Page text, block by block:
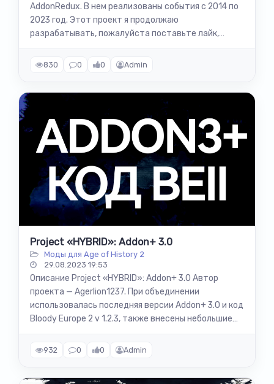
AddonRedux. В нем реализованы события с 2014 по
2023 год. Этот проект я продолжаю
разрабатывать, пожалуйста поставьте лайк,
830 0 0 Admin
Project «HYBRID»: Addon+ 3.0
Моды для Age of History 2
29.08.2023 19:53
Описание Project «HYBRID»: Addon+ 3.0 Автор
проекта — Agerlion1237. При объединении
использовалась последняя версии Addon+ 3.0 и код
Bloody Europe 2 v 1.2.3, также внесены небольшие
932 0 0 Admin